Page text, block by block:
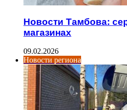
Новости Тамбова:
магазинах
09.02.2026
Новости региона